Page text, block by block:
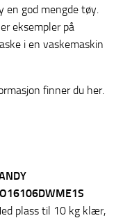
en god mengde tøy.
eksempler på
i en vaskemaskin
finner du her.
plass til 10 kg klær,